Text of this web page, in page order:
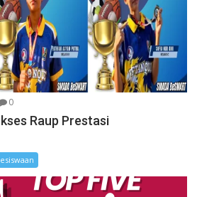
0
Raup Prestasi